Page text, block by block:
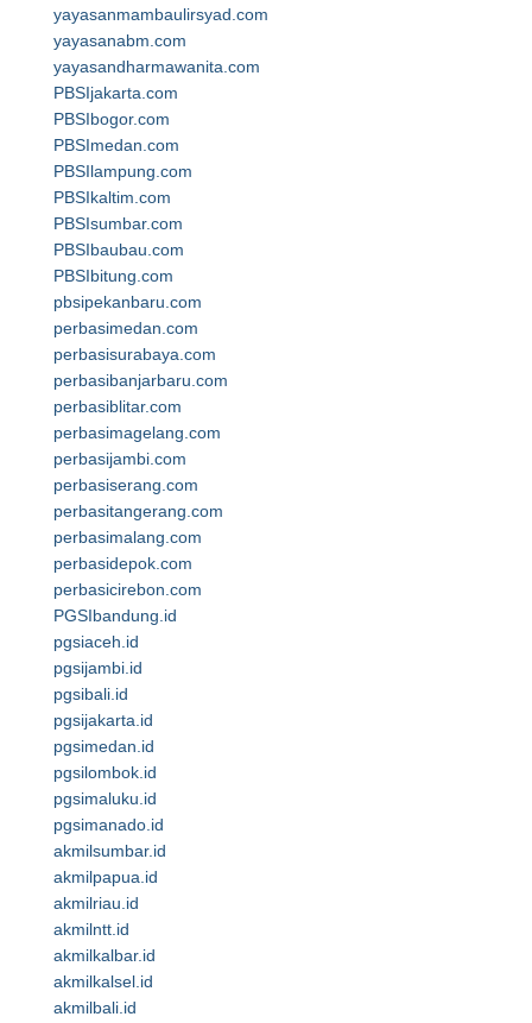
yayasanmambaulirsyad.com
yayasanabm.com
yayasandharmawanita.com
PBSIjakarta.com
PBSIbogor.com
PBSImedan.com
PBSIlampung.com
PBSIkaltim.com
PBSIsumbar.com
PBSIbaubau.com
PBSIbitung.com
pbsipekanbaru.com
perbasimedan.com
perbasisurabaya.com
perbasibanjarbaru.com
perbasiblitar.com
perbasimagelang.com
perbasijambi.com
perbasiserang.com
perbasitangerang.com
perbasimalang.com
perbasidepok.com
perbasicirebon.com
PGSIbandung.id
pgsiaceh.id
pgsijambi.id
pgsibali.id
pgsijakarta.id
pgsimedan.id
pgsilombok.id
pgsimaluku.id
pgsimanado.id
akmilsumbar.id
akmilpapua.id
akmilriau.id
akmilntt.id
akmilkalbar.id
akmilkalsel.id
akmilbali.id